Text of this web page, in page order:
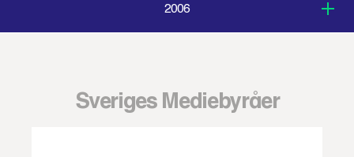
2006
Sveriges Mediebyråer